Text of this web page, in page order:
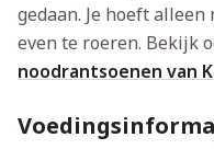
gedaan. Je hoeft
even te roeren. Bekijk
noodrantsoenen van